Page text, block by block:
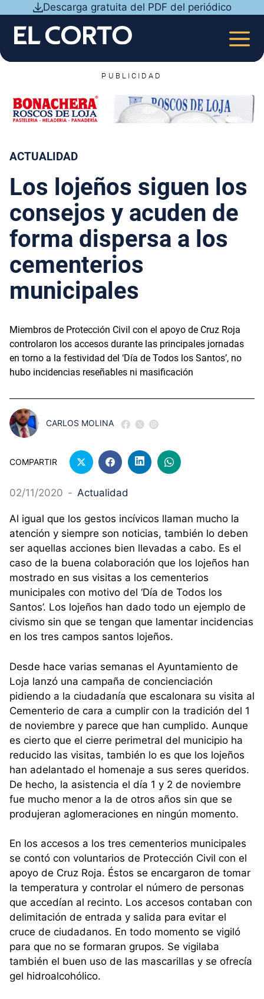
contenido
Descarga gratuita del PDF del periódico
PUBLICIDAD
ACTUALIDAD
Los lojeños siguen los
consejos y acuden de
forma dispersa a los
cementerios
municipales
Miembros de Protección Civil con el apoyo de Cruz Roja
controlaron los accesos durante las principales jornadas
en torno a la festividad del ‘Día de Todos los Santos’, no
hubo incidencias reseñables ni masificación
CARLOS MOLINA
COMPARTIR
02/11/2020 - Actualidad
Al igual que los gestos incívicos llaman mucho la
atención y siempre son noticias, también lo deben
ser aquellas acciones bien llevadas a cabo. Es el
caso de la buena colaboración que los lojeños han
mostrado en sus visitas a los cementerios
municipales con motivo del ‘Día de Todos los
Santos’. Los lojeños han dado todo un ejemplo de
civismo sin que se tengan que lamentar incidencias
en los tres campos santos lojeños.
Desde hace varias semanas el Ayuntamiento de
Loja lanzó una campaña de concienciación
pidiendo a la ciudadanía que escalonara su visita al
Cementerio de cara a cumplir con la tradición del 1
de noviembre y parece que han cumplido. Aunque
es cierto que el cierre perimetral del municipio ha
reducido las visitas, también lo es que los lojeños
han adelantado el homenaje a sus seres queridos.
De hecho, la asistencia el día 1 y 2 de noviembre
fue mucho menor a la de otros años sin que se
produjeran aglomeraciones en ningún momento.
En los accesos a los tres cementerios municipales
se contó con voluntarios de Protección Civil con el
apoyo de Cruz Roja. Éstos se encargaron de tomar
la temperatura y controlar el número de personas
que accedían al recinto. Los accesos contaban con
delimitación de entrada y salida para evitar el
cruce de ciudadanos. En todo momento se vigiló
para que no se formaran grupos. Se vigilaba
también el buen uso de las mascarillas y se ofrecía
gel hidroalcohólico.